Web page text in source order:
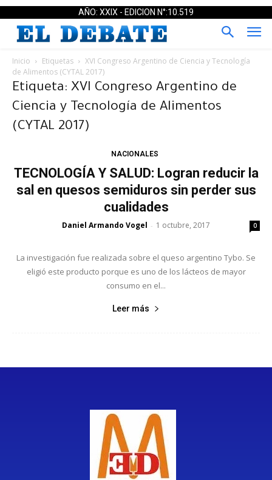
AÑO: XXIX - EDICION N°:10.519
Inicio Etiquetas
XVI Congreso Argentino de Ciencia y Tecnología
de Alimentos (CYTAL 2017)
Etiqueta: XVI Congreso Argentino de
Ciencia y Tecnología de Alimentos
(CYTAL 2017)
NACIONALES
TECNOLOGÍA Y SALUD: Logran reducir la
sal en quesos semiduros sin perder sus
cualidades
Daniel Armando Vogel - 1 octubre, 2017 0
La investigación fue realizada sobre el queso argentino Tybo. Se
eligió este producto porque es uno de los lácteos de mayor
consumo en el...
Leer más